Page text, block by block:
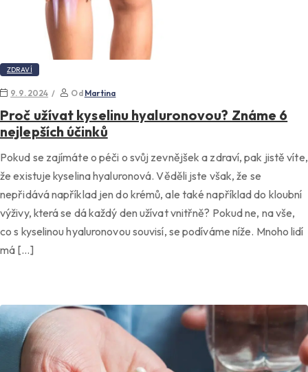
ZDRAVÍ
9. 9. 2024 Od Martina
Proč užívat kyselinu hyaluronovou? Známe 6
nejlepších účinků
Pokud se zajímáte o péči o svůj zevnějšek a zdraví, pak jistě víte,
že existuje kyselina hyaluronová. Věděli jste však, že se
nepřidává například jen do krémů, ale také například do kloubní
výživy, která se dá každý den užívat vnitřně? Pokud ne, na vše,
co s kyselinou hyaluronovou souvisí, se podíváme níže. Mnoho lidí
má […]